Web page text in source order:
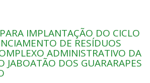
IMPLANTAÇÃO DO CICLO
DE RESÍDUOS
ADMINISTRATIVO DA
JABOATÃO DOS GUARARAPES